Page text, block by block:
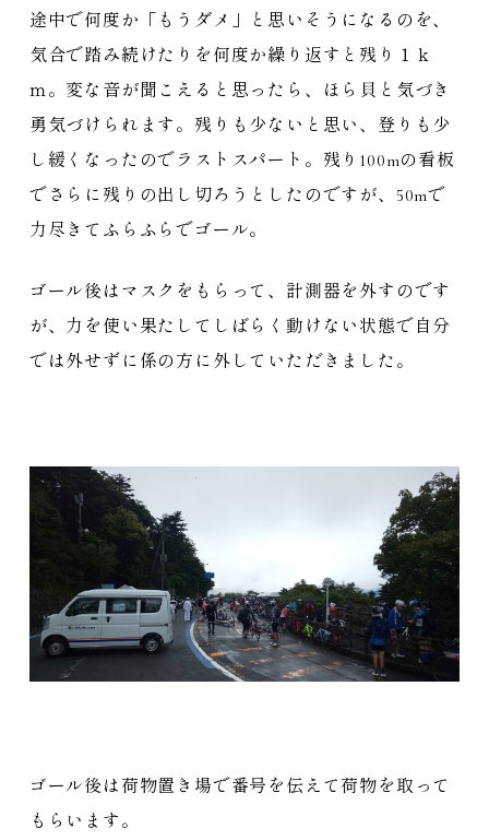
途中で何度か「もうダメ」と思いそうになるのを、
気合で踏み続けたりを何度か繰り返すと残り１ｋ
ｍ。変な音が聞こえると思ったら、ほら貝と気づき
勇気づけられます。残りも少ないと思い、登りも少
し緩くなったのでラストスパート。残り100mの看板
でさらに残りの出し切ろうとしたのですが、50mで
力尽きてふらふらでゴール。
ゴール後はマスクをもらって、計測器を外すのです
が、力を使い果たしてしばらく動けない状態で自分
では外せずに係の方に外していただきました。
ゴール後は荷物置き場で番号を伝えて荷物を取って
もらいます。